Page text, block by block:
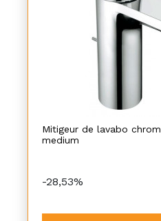
Mitigeur de lavabo
medium
-28,53%